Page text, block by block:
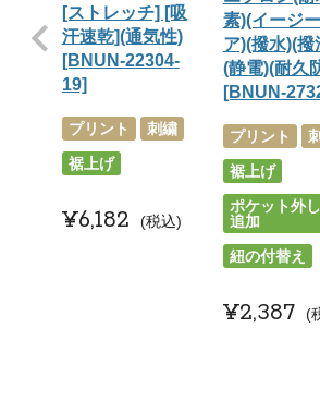
[ストレッチ] [吸
汗速乾](通気性)
[BNUN-22304-
19]
プリント
刺繍
裾上げ
¥6,182 税込
素)(イージ
ア)(撥水)(撥
(静電)(耐久
[BNUN-
プリント
裾上げ
ポケット外し
追加
紐の付替え
¥2,387